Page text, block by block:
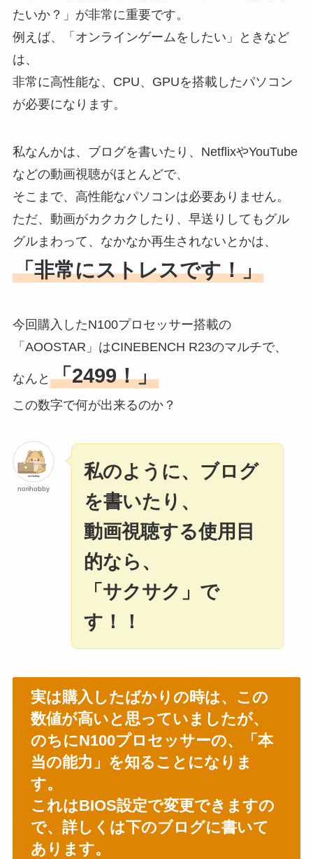
たいか？」が非常に重要です。
例えば、「オンラインゲームをしたい」ときなど
は、
非常に高性能な、CPU、GPUを搭載したパソコン
が必要になります。
私なんかは、ブログを書いたり、NetflixやYouTube
などの動画視聴がほとんどで、
そこまで、高性能なパソコンは必要ありません。
ただ、動画がカクカクしたり、早送りしてもグル
グルまわって、なかなか再生されないとかは、
「非常にストレスです！」
今回購入したN100プロセッサー搭載の
「AOOSTAR」はCINEBENCH R23のマルチで、
なんと 「2499！」
この数字で何が出来るのか？
norihobby
私のように、ブログ
を書いたり、
動画視聴する使用目
的なら、
「サクサク」で
す！！
実は購入したばかりの時は、この
数値が高いと思っていましたが、
のちにN100プロセッサーの、「本
当の能力」を知ることになりま
す。
これはBIOS設定で変更できますの
で、詳しくは下のブログに書いて
あります。